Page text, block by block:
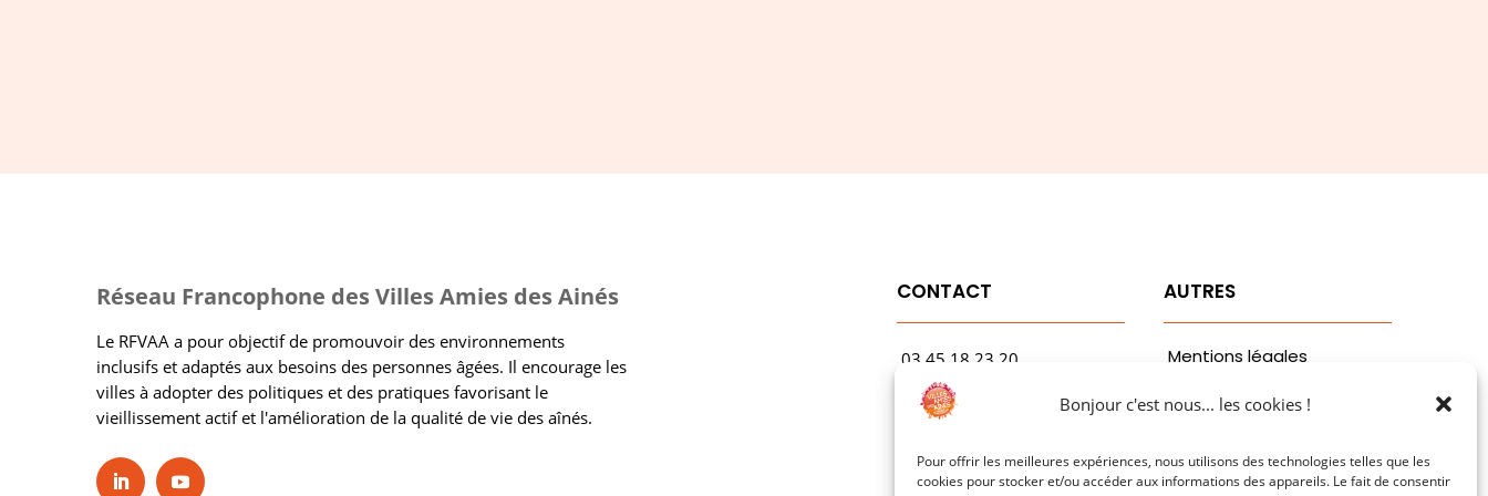
Bonjour c'est nous... les cookies !
Pour offrir les meilleures expériences, nous utilisons des technologies telles que les
cookies pour stocker et/ou accéder aux informations des appareils. Le fait de consentir
Réseau Francophone des Villes Amies des Ainés
Le RFVAA a pour objectif de promouvoir des environnements
inclusifs et adaptés aux besoins des personnes âgées. Il encourage les
villes à adopter des politiques et des pratiques favorisant le
vieillissement actif et l'amélioration de la qualité de vie des aînés.
CONTACT
03.45.18.23.20
contact@rfvaa.com
1 Avenue Garibaldi
AUTRES
Mentions légales
Politiques de